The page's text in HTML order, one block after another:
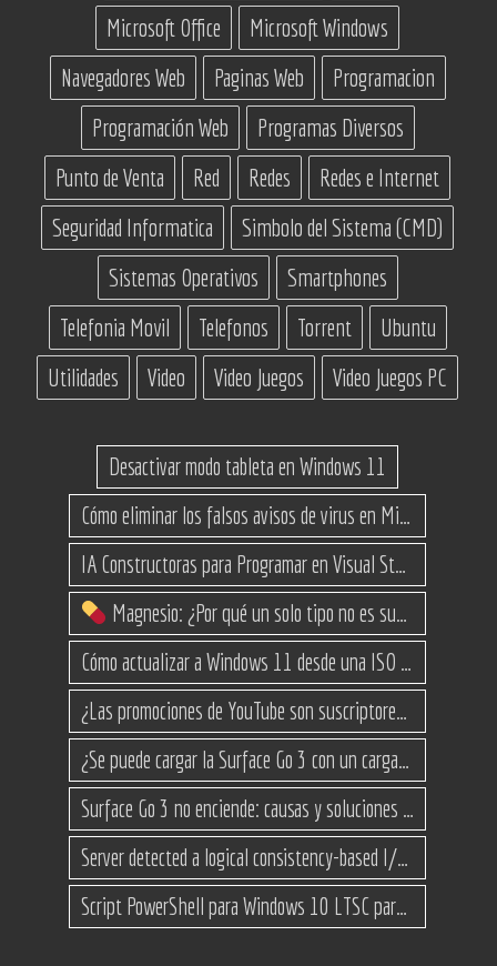
Microsoft Office
Microsoft Windows
Navegadores Web
Paginas Web
Programacion
Programación Web
Programas Diversos
Punto de Venta
Red Redes
Redes e Internet
Seguridad Informatica
Simbolo del Sistema (CMD)
Sistemas Operativos
Smartphones
Telefonia Movil
Telefonos Torrent
Ubuntu
Utilidades
Video Video Juegos Video Juegos PC
Desactivar modo tableta en Windows 11
Cómo eliminar los falsos avisos de virus en Microsoft Edge
IA Constructoras para Programar en Visual Studio con C#
Magnesio: ¿Por qué un solo tipo no es suficiente? (Guía de variantes)
Cómo actualizar a Windows 11 desde una ISO en equipos no compatibles
¿Las promociones de YouTube son suscriptores reales o bots? Esta es la Verdad
¿Se puede cargar la Surface Go 3 con un cargador USB-C de teléfono?
Surface Go 3 no enciende: causas y soluciones paso a paso para que arranque
Server detected a logical consistency-based I/O error: incorrect pageid
Script PowerShell para Windows 10 LTSC para recuperar espacio